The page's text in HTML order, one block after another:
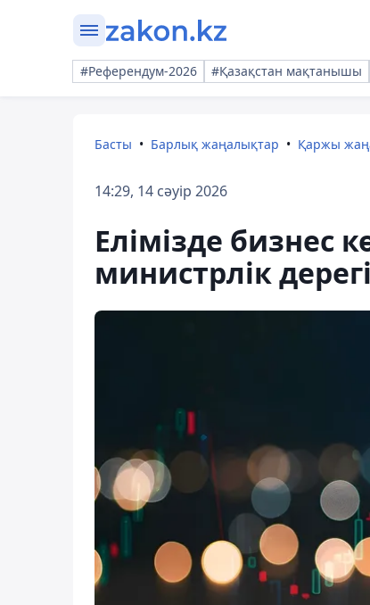
#Референдум-2026 #Қазақстан мақтанышы
Басты Барлық жаңалықтар Қаржы
14:29, 14 сәуір 2026
Елімізде бизнес
министрлік дерегі